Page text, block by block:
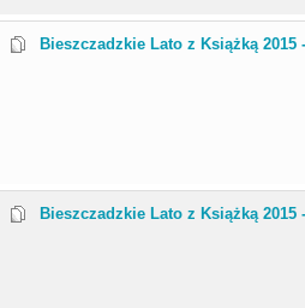
Bieszczadzkie Lato z Książką 2015
Bieszczadzkie Lato z Książką 2015